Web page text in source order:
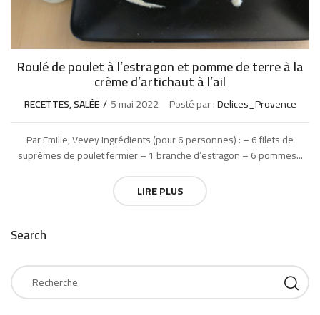
Roulé de poulet à l’estragon et pomme de terre à la
crème d’artichaut à l’ail
RECETTES,SALÉE 5 mai 2022 Posté par :Delices_Provence
Par Emilie, Vevey Ingrédients (pour 6 personnes) : – 6 filets de
suprêmes de poulet fermier – 1 branche d’estragon – 6 pommes...
LIRE PLUS
Search